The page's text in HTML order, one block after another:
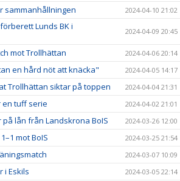
sammanhållningen 2024-04-10 21:02
förberett Lunds BK i
2024-04-09 20:45
mot Trollhättan 2024-04-06 20:14
en hård nöt att knäcka" 2024-04-05 14:17
Trollhättan siktar på toppen 2024-04-04 21:31
en tuff serie 2024-04-02 21:01
lån från Landskrona BoIS 2024-03-26 12:00
mot BoIS 2024-03-25 21:54
2024-03-07 10:09
i Eskils 2024-03-05 22:14